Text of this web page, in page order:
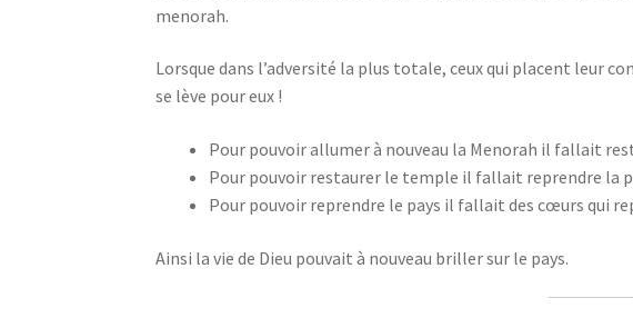
menorah.
Lorsque dans l’adversité la plus totale, ceux qui placent leur
se lève pour eux !
Pour pouvoir allumer à nouveau la Menorah il fallait
Pour pouvoir restaurer le temple il fallait reprendre la
Pour pouvoir reprendre le pays il fallait des cœurs qui
Ainsi la vie de Dieu pouvait à nouveau briller sur le pays.